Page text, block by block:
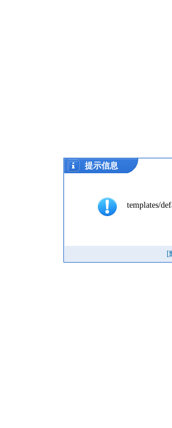
提示信息
templates/
[